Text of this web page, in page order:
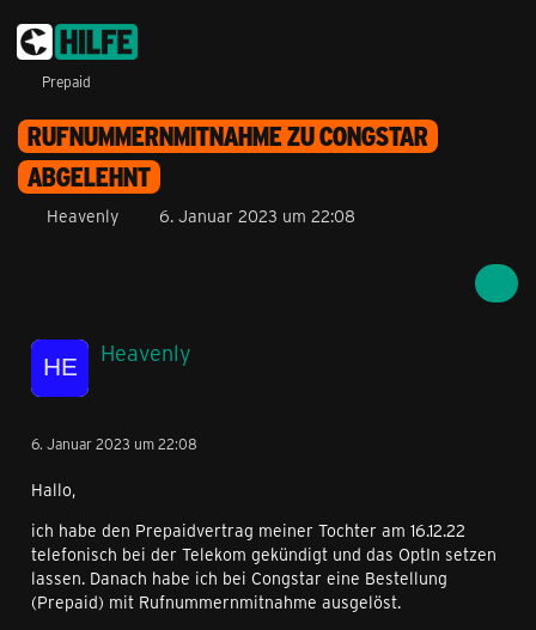
Prepaid
RUFNUMMERNMITNAHME ZU CONGSTAR
ABGELEHNT
Heavenly 6. Januar 2023 um 22:08
Heavenly
6. Januar 2023 um 22:08
Hallo,
ich habe den Prepaidvertrag meiner Tochter am 16.12.22
telefonisch bei der Telekom gekündigt und das OptIn setzen
lassen. Danach habe ich bei Congstar eine Bestellung
(Prepaid) mit Rufnummernmitnahme ausgelöst.